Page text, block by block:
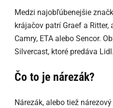
Medzi najobľúbenejšie
krájačov patrí Graef a Ritter,
Camry, ETA alebo Sencor.
Silvercast, ktoré predáva Lidl.
Čo to je nárezák?
Nárezák, alebo tiež